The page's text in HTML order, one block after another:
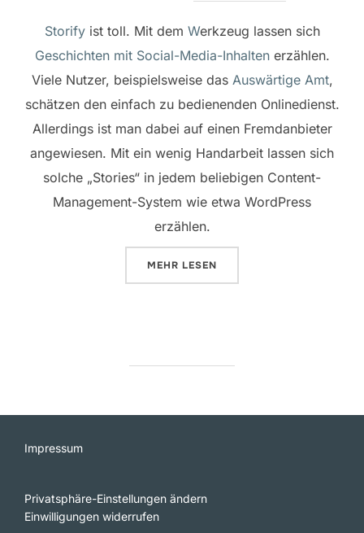
Storifyist toll. Mit dem Werkzeug lassen sich
Geschichten mit Social-Media-Inhaltenerzählen.
Viele Nutzer, beispielsweise das Auswärtige Amt,
schätzen den einfach zu bedienenden Onlinedienst.
Allerdings ist man dabei auf einen Fremdanbieter
angewiesen. Mit ein wenig Handarbeit lassen sich
solche „Stories“ in jedem beliebigen Content-
Management-System wie etwa WordPress
erzählen.
MEHR ÜBER „SOCIAL-MEDIA-
LESEN
Impressum
Privatsphäre-Einstellungen ändern
Einwilligungen widerrufen